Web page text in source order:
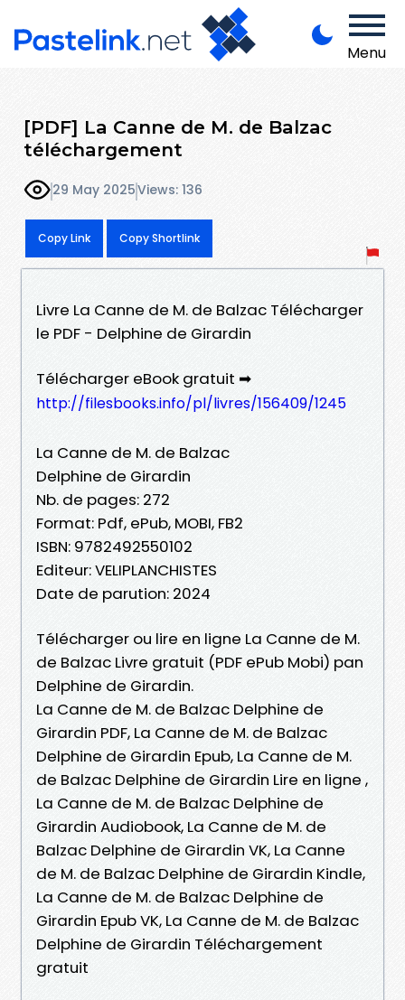
Menu
[PDF] La Canne de M. de Balzac
téléchargement
29 May 2025Views: 136
Copy Link Copy Shortlink
Livre La Canne de M. de Balzac Télécharger
le PDF - Delphine de Girardin
Télécharger eBook gratuit ➡
http://filesbooks.info/pl/livres/156409/1245
La Canne de M. de Balzac
Delphine de Girardin
Nb. de pages: 272
Format: Pdf, ePub, MOBI, FB2
ISBN: 9782492550102
Editeur: VELIPLANCHISTES
Date de parution: 2024
Télécharger ou lire en ligne La Canne de M.
de Balzac Livre gratuit (PDF ePub Mobi) pan
Delphine de Girardin.
La Canne de M. de Balzac Delphine de
Girardin PDF, La Canne de M. de Balzac
Delphine de Girardin Epub, La Canne de M.
de Balzac Delphine de Girardin Lire en ligne ,
La Canne de M. de Balzac Delphine de
Girardin Audiobook, La Canne de M. de
Balzac Delphine de Girardin VK, La Canne
de M. de Balzac Delphine de Girardin Kindle,
La Canne de M. de Balzac Delphine de
Girardin Epub VK, La Canne de M. de Balzac
Delphine de Girardin Téléchargement
gratuit